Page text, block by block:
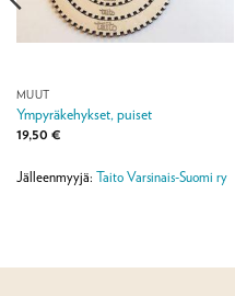
MUUT
Ympyräkehykset, puiset
19,50 €
Jälleenmyyjä: Taito Varsinais-Suomi ry